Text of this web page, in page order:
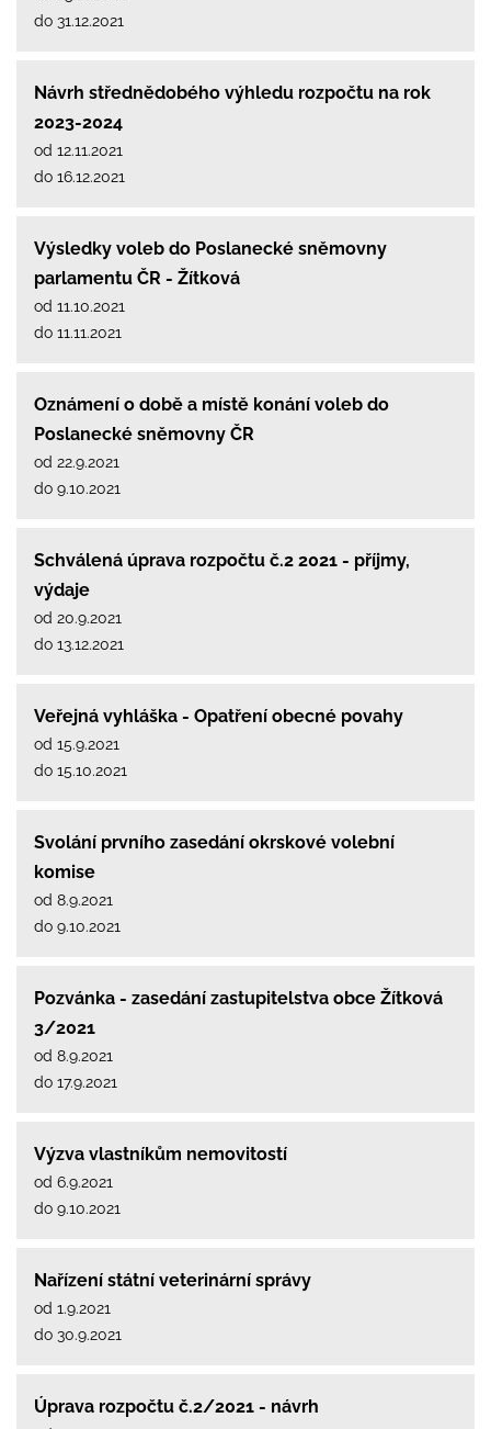
do 31.12.2021
Návrh střednědobého výhledu rozpočtu na rok
2023-2024
od 12.11.2021
do 16.12.2021
Výsledky voleb do Poslanecké sněmovny
parlamentu ČR - Žítková
od 11.10.2021
do 11.11.2021
Oznámení o době a místě konání voleb do
Poslanecké sněmovny ČR
od 22.9.2021
do 9.10.2021
Schválená úprava rozpočtu č.2 2021 - příjmy,
výdaje
od 20.9.2021
do 13.12.2021
Veřejná vyhláška - Opatření obecné povahy
od 15.9.2021
do 15.10.2021
Svolání prvního zasedání okrskové volební
komise
od 8.9.2021
do 9.10.2021
Pozvánka - zasedání zastupitelstva obce Žítková
3/2021
od 8.9.2021
do 17.9.2021
Výzva vlastníkům nemovitostí
od 6.9.2021
do 9.10.2021
Nařízení státní veterinární správy
od 1.9.2021
do 30.9.2021
Úprava rozpočtu č.2/2021 - návrh